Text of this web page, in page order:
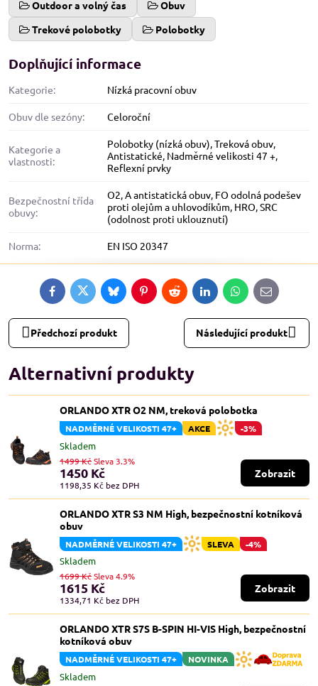
Outdoor a volný čas
Obuv
Trekové polobotky
Polobotky
Doplňující informace
Kategorie: Nízká pracovní obuv
Obuv dle sezóny: Celoroční
Kategorie a
vlastnosti:
Polobotky (nízká obuv),Treková obuv,
Antistatické, Nadměrné velikosti 47 +,
Reflexní prvky
Bezpečnostní třída
obuvy:
O2,A antistatická obuv, FO odolná podešev
proti olejům a uhlovodíkům, HRO,SRC
(odolnost proti uklouznutí)
Norma: EN ISO 20347
FacebookTwitterBlueskyPinterestRedditLinkedInWhatsApp
E-
mail
Předchozí produkt Následující produkt
Alternativní produkty
ORLANDO XTR O2 NM, treková polobotka
NADMĚRNÉ VELIKOSTI 47+ AKCE -3%
Skladem
1450 Kč
1198,35 Kč bez DPH
1499 KčSleva 3.3%
Zobrazit
ORLANDO XTR S3 NM High, bezpečnostní kotníková
obuv
NADMĚRNÉ VELIKOSTI 47+ SLEVA -4%
Skladem
1615 Kč
1334,71 Kč bez DPH
1699 KčSleva 4.9%
Zobrazit
ORLANDO XTR S7S B-SPIN HI-VIS High, bezpečnostní
kotníková obuv
NADMĚRNÉ VELIKOSTI 47+ NOVINKA
Skladem